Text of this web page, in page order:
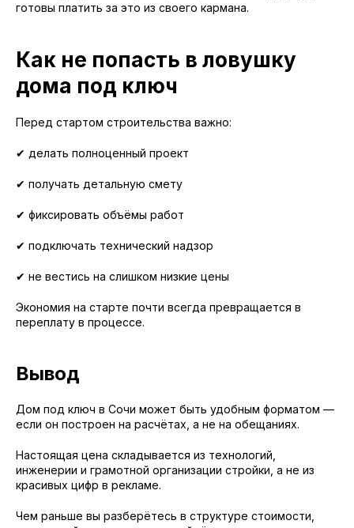
готовы платить за это из своего кармана.
Как не попасть в ловушку
дома под ключ
Перед стартом строительства важно:
✔ делать полноценный проект
✔ получать детальную смету
✔ фиксировать объёмы работ
✔ подключать технический надзор
✔ не вестись на слишком низкие цены
Экономия на старте почти всегда превращается в
переплату в процессе.
Вывод
Дом под ключ в Сочи может быть удобным форматом —
если он построен на расчётах, а не на обещаниях.
Настоящая цена складывается из технологий,
инженерии и грамотной организации стройки, а не из
красивых цифр в рекламе.
Чем раньше вы разберётесь в структуре стоимости,